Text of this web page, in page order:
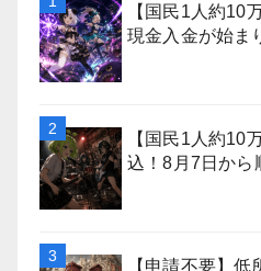
【国民1人約10
現金入金が始ま
【国民1人約10
込！8月7日から
【申請不要】